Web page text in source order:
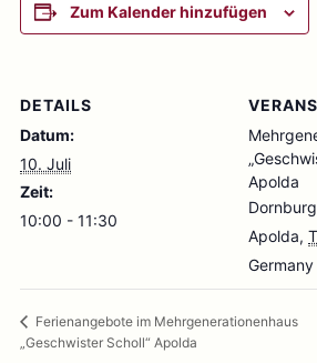
Zum Kalender hinzufügen
DETAILS
Datum:
10. Juli
Zeit:
10:00 - 11:30
Apolda
Apolda,
Germany
Ferienangebote im Mehrgenerationenhaus
„Geschwister Scholl“ Apolda